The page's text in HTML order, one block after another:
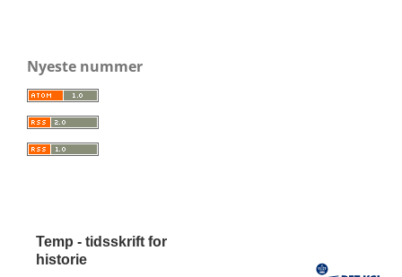
Nyeste nummer
Temp - tidsskrift for
historie